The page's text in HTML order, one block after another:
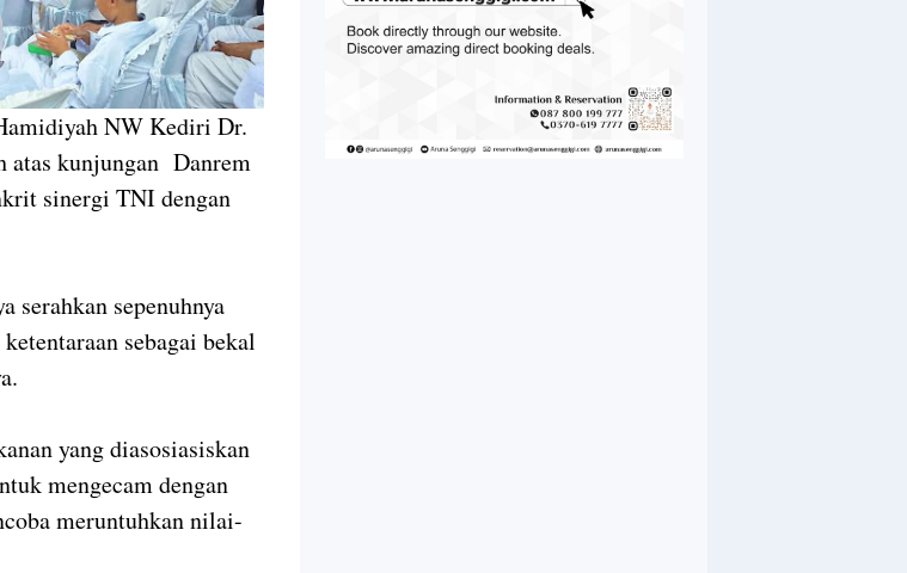
NW Kediri Dr.
atas kunjungan Danrem
sinergi TNI dengan
serahkan sepenuhnya
sebagai bekal
yang diasosiasiskan
mengecam dengan
meruntuhkan nilai-